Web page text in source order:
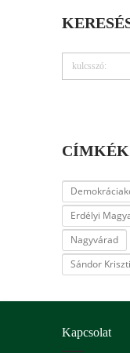
CÍMKÉK
Erdélyi
Nagyvárad
Sándor
Kapcsolat